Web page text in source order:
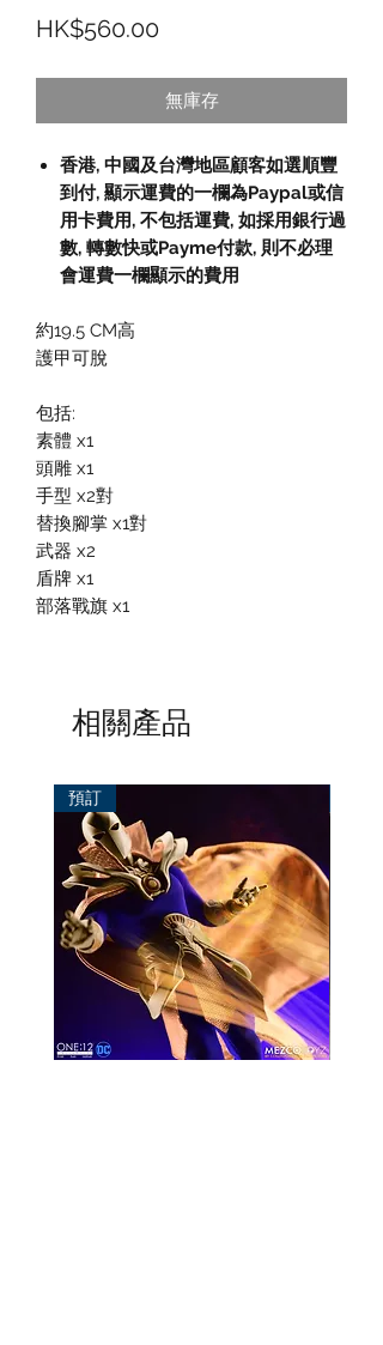
HK$560.00價格
無庫存
香港, 中國及台灣地區顧客如選順豐
到付, 顯示運費的一欄為Paypal或信
用卡費用, 不包括運費, 如採用銀行過
數, 轉數快或Payme付款, 則不必理
會運費一欄顯示的費用
約19.5 CM高
護甲可脫
包括:
素體 x1
頭雕 x1
手型 x2對
替換腳掌 x1對
武器 x2
盾牌 x1
部落戰旗 x1
相關產品
預訂